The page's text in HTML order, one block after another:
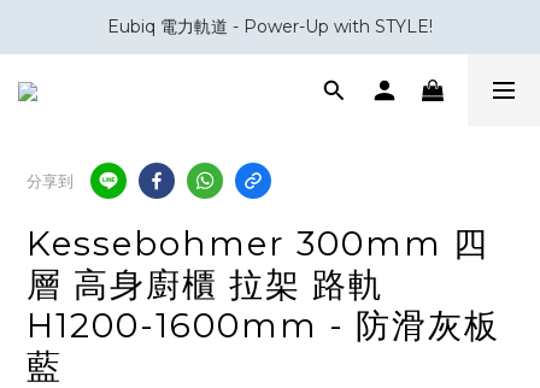
會員積分換領百佳 HK$50 購物禮券
Eubiq 電力軌道 - Power-Up with STYLE!
會員積分換領百佳 HK$50 購物禮券
分享到
Kessebohmer 300mm 四
層 高身廚櫃 拉架 路軌
H1200-1600mm - 防滑灰板
藍